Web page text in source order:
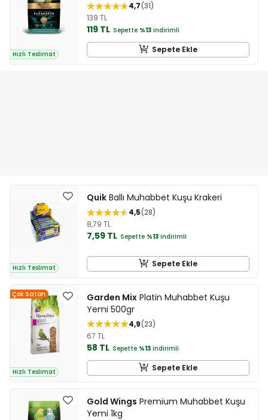
Hızlı Teslimat
4,7 31
139 TL
119 TL Sepette %13 indirimli
Sepete Ekle
Hızlı Teslimat
Quik Ballı Muhabbet Kuşu Krakeri
4,5 28
8,79 TL
7,59 TL Sepette %13 indirimli
Sepete Ekle
Çok Satan
Hızlı Teslimat
Garden Mix Platin Muhabbet Kuşu
Yemi 500gr
4,9 23
67 TL
58 TL Sepette %13 indirimli
Sepete Ekle
Gold Wings Premium Muhabbet Kuşu
Yemi 1kg